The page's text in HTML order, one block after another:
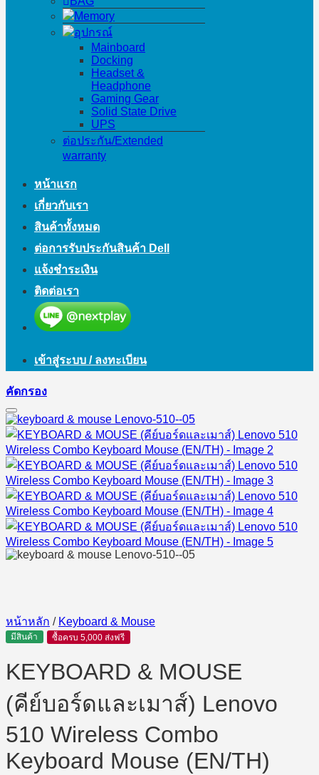
Memory
อุปกรณ์
Mainboard
Docking
Headset &
Headphone
Gaming Gear
Solid State Drive
UPS
ต่อประกัน/Extended
warranty
หน้าแรก
เกี่ยวกับเรา
สินค้าทั้งหมด
ต่อการรับประกันสินค้า Dell
แจ้งชำระเงิน
ติดต่อเรา
เข้าสู่ระบบ / ลงทะเบียน
คัดกรอง
หน้าหลัก / Keyboard & Mouse
มีสินค้า ซื้อครบ 5,000 ส่งฟรี
KEYBOARD & MOUSE
(คีย์บอร์ดและเมาส์) Lenovo
510 Wireless Combo
Keyboard Mouse (EN/TH)